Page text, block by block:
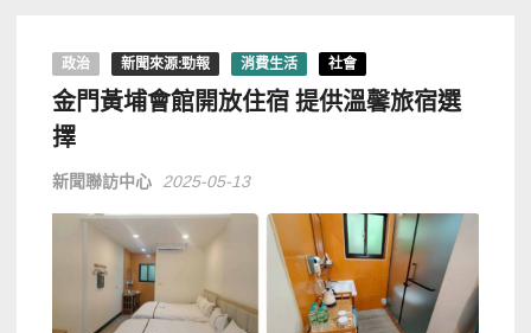
政治 新聞來源:勁報 消費生活 社會
金門黃埔會館開放住宿 提供溫馨旅宿選
擇
新聞聯訪中心 2025-05-13